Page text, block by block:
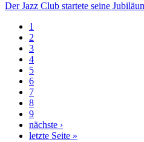
Der Jazz Club startete seine
Seitennummerierung
Aktuelle
Seite
1
Page
2
Page
3
Page
4
Page
5
Page
6
Page
7
Page
8
Page
9
Nächste
Seite
nächste ›
Letzte
letzte Seite »